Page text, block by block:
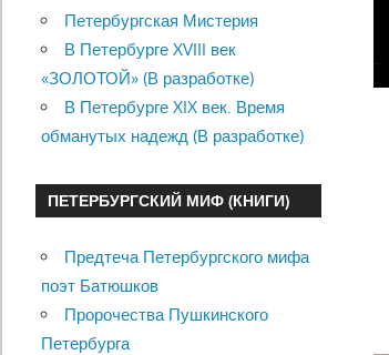
Петербургская Мистерия
В Петербурге XVIII век
«ЗОЛОТОЙ» (В разработке)
В Петербурге XIX век. Время
обманутых надежд (В разработке)
ПЕТЕРБУРГСКИЙ МИФ (КНИГИ)
Предтеча Петербургского мифа
поэт Батюшков
Пророчества Пушкинского
Петербурга